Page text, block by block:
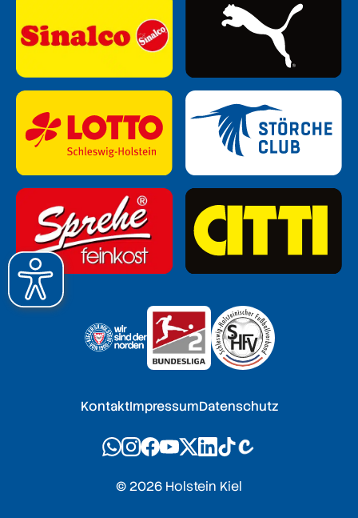
© 2026 Holstein Kiel
KontaktImpressumDatenschutz